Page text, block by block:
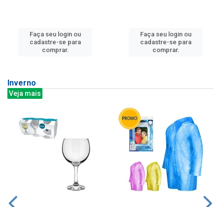
Faça seu login ou
cadastre-se para
comprar.
Faça seu login ou
cadastre-se para
comprar.
Inverno
Veja mais